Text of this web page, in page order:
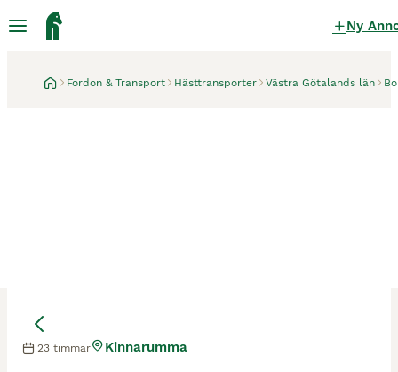
Ny
Fordon & Transport Hästtransporter Västra Götalands län
23 timmar Kinnarumma